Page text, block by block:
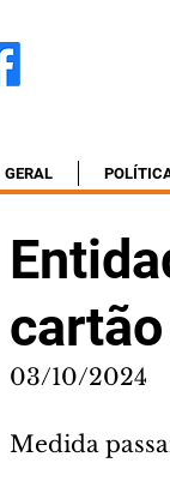
GERAL
03/10/2024
Medida